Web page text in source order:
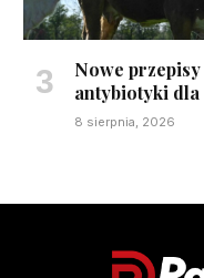
Nowe
antybiotyki dla
8 sierpnia, 2026